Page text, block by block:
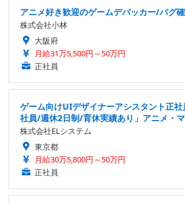
アニメ好き歓迎のゲームデバッカー/バグ
株式会社小林
大阪府
月給31万5,500円～50万円
正社員
ゲーム向けUIデザイナーアシスタント正
社員/週休2日制/育休実績あり」アニメ・
株式会社ELシステム
東京都
月給30万5,800円～50万円
正社員